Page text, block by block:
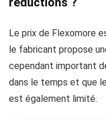
Le prix de Flexomore
le fabricant propose
cependant important
dans le temps et que
est également limité.